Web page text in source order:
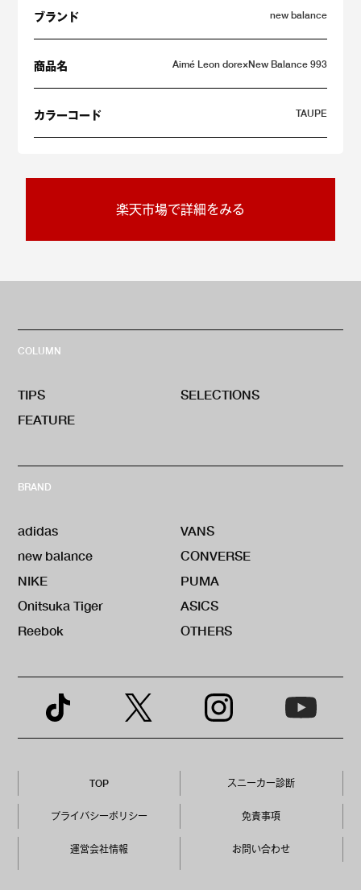
ブランド new balance
商品名 Aimé Leon dore×New Balance 993
カラーコード TAUPE
楽天市場で詳細をみる
COLUMN
TIPS
SELECTIONS
FEATURE
BRAND
adidas
VANS
new balance
CONVERSE
NIKE
PUMA
Onitsuka Tiger
ASICS
Reebok
OTHERS
TOP スニーカー診断
プライバシーポリシー 免責事項
運営会社情報 お問い合わせ